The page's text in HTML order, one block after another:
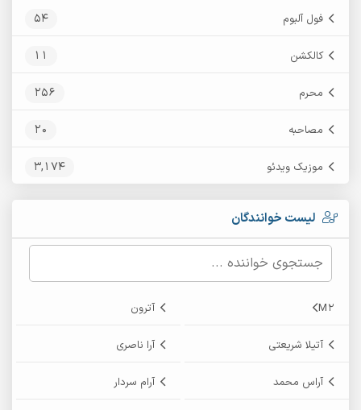
فول آلبوم 54
کالکشن 11
محرم 256
مصاحبه 20
موزیک ویدئو 3,174
لیست خوانندگان
M2 آترون
آتیلا شریعتی آرا ناصری
آراس محمد آرام سردار